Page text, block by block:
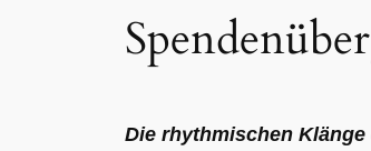
Die rhythmischen